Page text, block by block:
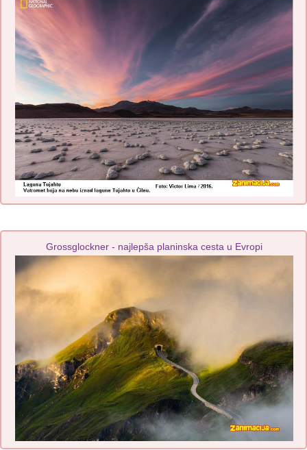
Grossglockner - najlepša planinska cesta u Evropi